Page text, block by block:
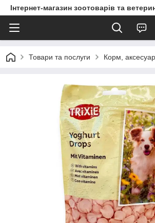
Інтернет-магазин зоотоварів та
Товари та послуги Корм,